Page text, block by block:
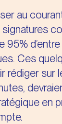
au
95%
Ces
rédiger sur
en